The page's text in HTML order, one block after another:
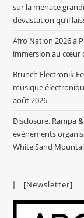
sur la menace
dévastation qu’il
Afro Nation 2026 à
immersion au cœur
Brunch Electronik
musique
août 2026
Disclosure, Rampa
événements
White Sand
[Newsletter]